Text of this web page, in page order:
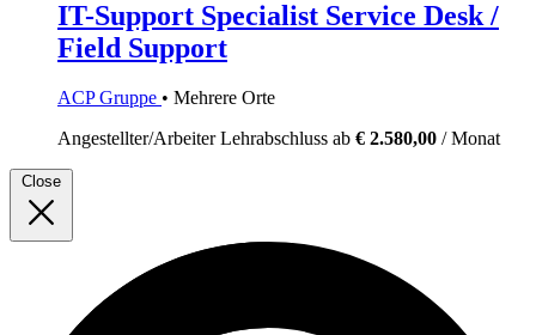
IT-Support Specialist Service Desk /
Field Support
ACP Gruppe • Mehrere Orte
Angestellter/ArbeiterLehrabschluss ab € 2.580,00 / Monat
Close